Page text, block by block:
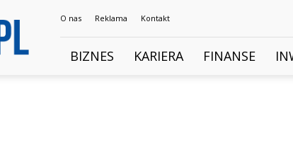
O nas Reklama Kontakt
BIZNES KARIERA FINANSE